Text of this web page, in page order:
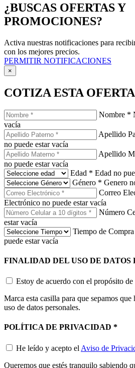
¿BUSCAS OFERTAS Y
PROMOCIONES?
Activa nuestras notificaciones para
con los mejores precios.
PERMITIR NOTIFICACIONES
×
COTIZA ESTA OFERTA
Nombre *
vacía
Apellido
no puede estar vacía
Apellido
no puede estar vacía
Edad * Edad no
Género * Genero
Correo
Electrónico no puede estar vacía
Número
estar vacía
Tiempo de Compra
puede estar vacía
FINALIDAD DEL USO DE DATOS
Estoy de acuerdo con el propósito de
Marca esta casilla para que sepamos
uso de datos personales.
POLÍTICA DE PRIVACIDAD *
He leído y acepto el Aviso de
Queremos que estés tranquilo sabiendo